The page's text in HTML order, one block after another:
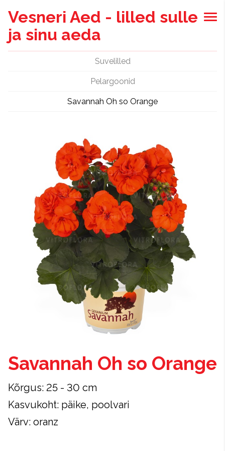
Vesneri Aed - lilled sulle
ja sinu aeda
Suvelilled
Pelargoonid
Savannah Oh so Orange
Savannah Oh so Orange
Kõrgus: 25 - 30 cm
Kasvukoht: päike, poolvari
Värv: oranz